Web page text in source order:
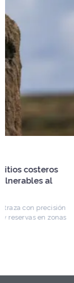
NOVEDADES
Falleció
patrimonio
Arquitecto,
CONICET,
de